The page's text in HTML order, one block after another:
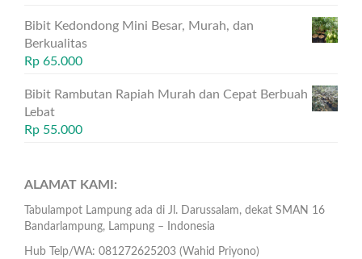
Bibit Kedondong Mini Besar, Murah, dan
Berkualitas
Rp 65.000
Bibit Rambutan Rapiah Murah dan Cepat Berbuah
Lebat
Rp 55.000
ALAMAT KAMI:
Tabulampot Lampung ada di Jl. Darussalam, dekat SMAN 16
Bandarlampung, Lampung – Indonesia
Hub Telp/WA: 081272625203 (Wahid Priyono)